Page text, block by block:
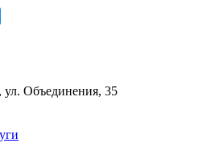
ул. Объединения, 35